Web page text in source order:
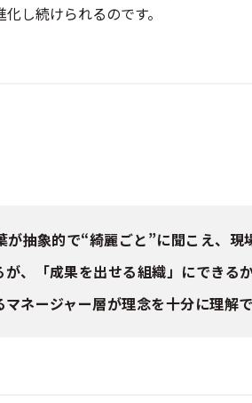
し続けられるのです。
抽象的で“綺麗ごと”に聞こえ、現
、「成果を出せる組織」にできる
ネージャー層が理念を十分に理解